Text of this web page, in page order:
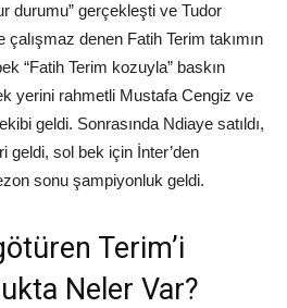
durumu” gerçekleşti ve Tudor
denen Fatih Terim takımın
“Fatih Terim kozuyla” baskın
yerini rahmetli Mustafa Cengiz ve
geldi. Sonrasında Ndiaye satıldı,
geldi, sol bek için İnter’den
sonu şampiyonluk geldi.
Terim’i
Neler Var?